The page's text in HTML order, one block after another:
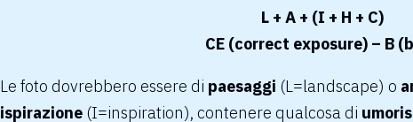
L + A + (I + H + C)
CE (correct exposure) – B
Le foto dovrebbero essere di paesaggi (L=landscape) o
ispirazione(I=inspiration), contenere qualcosa di